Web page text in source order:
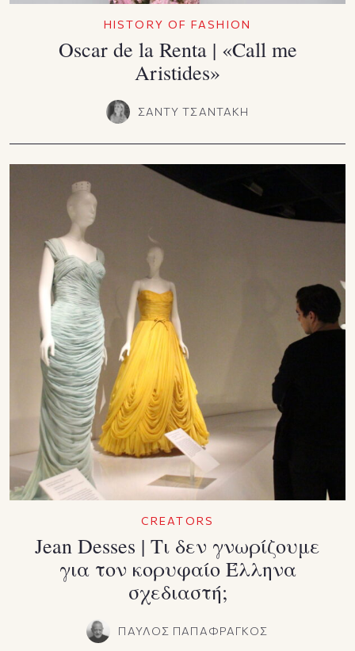
HISTORY OF FASHION
Oscar de la Renta | «Call me
Aristides»
ΣΑΝΤΥ ΤΣΑΝΤΑΚΗ
CREATORS
Jean Desses | Τι δεν γνωρίζουμε
για τον κορυφαίο Έλληνα
σχεδιαστή;
ΠΑΥΛΟΣ ΠΑΠΑΦΡΑΓΚΟΣ